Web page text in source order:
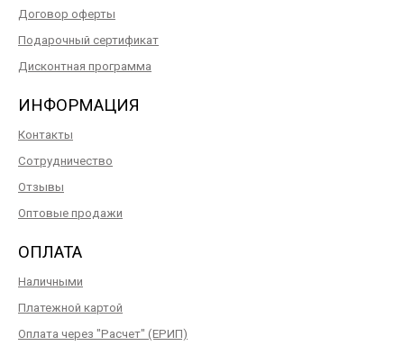
Договор оферты
Подарочный сертификат
Дисконтная программа
ИНФОРМАЦИЯ
Контакты
Сотрудничество
Отзывы
Оптовые продажи
ОПЛАТА
Наличными
Платежной картой
Оплата через "Расчет" (ЕРИП)